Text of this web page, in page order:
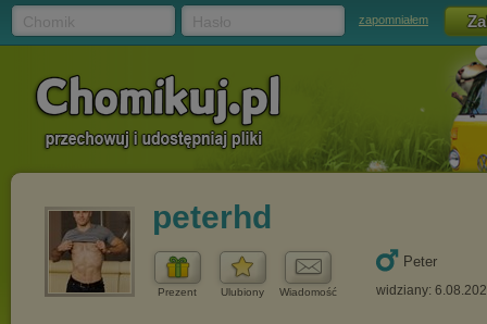
zapomniałem
peterhd
Prezent Ulubiony Wiadomość
Peter
widziany: